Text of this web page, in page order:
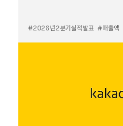
#2026년2분기실적발표 #매출액